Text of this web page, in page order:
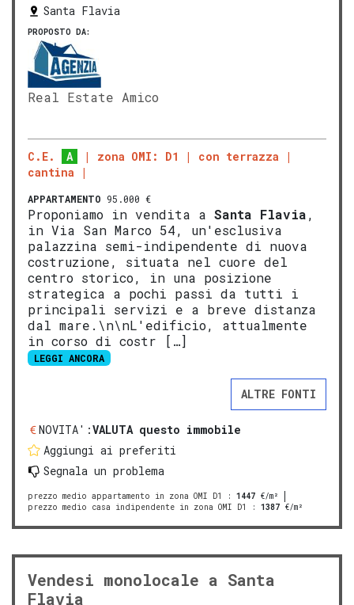
Santa Flavia
PROPOSTO DA:
Real Estate Amico
C.E. A zona OMI: D1
con terrazza
cantina
APPARTAMENTO 95.000 €
Proponiamo in vendita a Santa Flavia,
in Via San Marco 54, un'esclusiva
palazzina semi-indipendente di nuova
costruzione, situata nel cuore del
centro storico, in una posizione
strategica a pochi passi da tutti i
principali servizi e a breve distanza
dal mare.\n\nL'edificio, attualmente
in corso di costr […]
LEGGI ANCORA
ALTRE FONTI
NOVITA':VALUTA questo immobile
Aggiungi ai preferiti
Segnala un problema
prezzo medio appartamento in zona OMI D1 : 1447 €/m²
prezzo medio casa indipendente in zona OMI D1
: 1387 €/m²
Vendesi monolocale a Santa
Flavia